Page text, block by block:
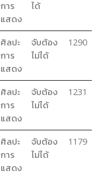
การ
แสดง
ได้
ศิลปะ
การ
แสดง
จับต้อง
ไม่ได้
1290
ศิลปะ
การ
แสดง
จับต้อง
ไม่ได้
1231
ศิลปะ
การ
แสดง
จับต้อง
ไม่ได้
1179